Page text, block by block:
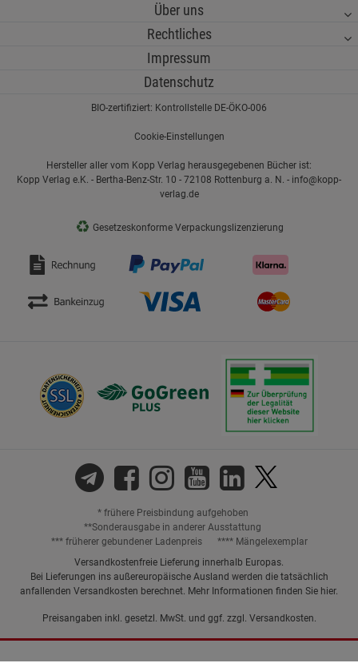
Über uns
Rechtliches
Impressum
Datenschutz
BIO-zertifiziert: Kontrollstelle DE-ÖKO-006
Cookie-Einstellungen
Hersteller aller vom Kopp Verlag herausgegebenen Bücher ist:
Kopp Verlag e.K. - Bertha-Benz-Str. 10 - 72108 Rottenburg a. N. - info@kopp-
verlag.de
♻ Gesetzeskonforme Verpackungslizenzierung
* frühere Preisbindung aufgehoben
**Sonderausgabe in anderer Ausstattung
*** früherer gebundener Ladenpreis
**** Mängelexemplar
Versandkostenfreie Lieferung innerhalb Europas.
Bei Lieferungen ins außereuropäische Ausland werden die tatsächlich
anfallenden Versandkosten berechnet. Mehr Informationen finden Sie hier.
Preisangaben inkl. gesetzl. MwSt. und ggf. zzgl. Versandkosten.